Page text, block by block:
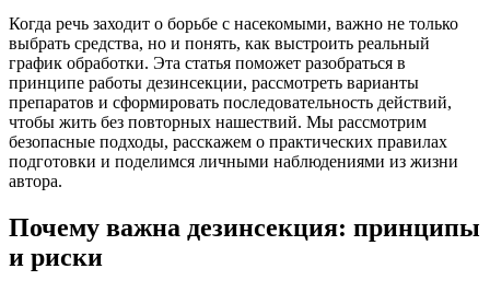
Когда речь заходит о борьбе с насекомыми, важно не только
выбрать средства, но и понять, как выстроить реальный
график обработки. Эта статья поможет разобраться в
принципе работы дезинсекции, рассмотреть варианты
препаратов и сформировать последовательность действий,
чтобы жить без повторных нашествий. Мы рассмотрим
безопасные подходы, расскажем о практических правилах
подготовки и поделимся личными наблюдениями из жизни
автора.
Почему важна дезинсекция: принципы
и риски